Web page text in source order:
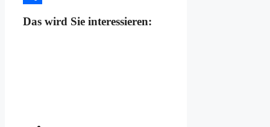
Das wird Sie interessieren: